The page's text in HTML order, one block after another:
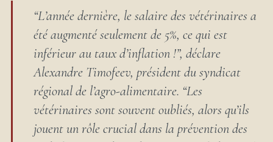
“L’année dernière, le salaire des vétérinaires a
été augmenté seulement de 5%, ce qui est
inférieur au taux d’inflation !”, déclare
Alexandre Timofeev, président du syndicat
régional de l’agro-alimentaire. “Les
vétérinaires sont souvent oubliés, alors qu’ils
jouent un rôle crucial dans la prévention des